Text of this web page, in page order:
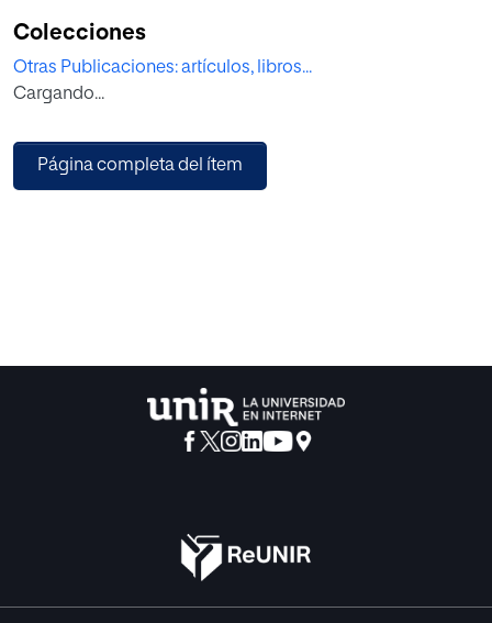
convivido.
Colecciones
Otras Publicaciones: artículos, libros...
Cargando...
Página completa del ítem